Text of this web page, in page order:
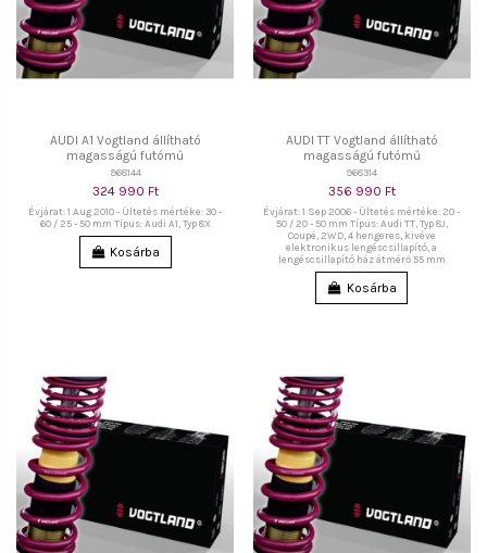
AUDI A1 Vogtland állítható
magasságú futómű
968144
324 990 Ft
Évjárat: 1 Aug 2010 - Ültetés mértéke: 30 -
60 / 25 - 50 mm Típus: Audi A1, Typ 8X
Kosárba
AUDI TT Vogtland állítható
magasságú futómű
968314
356 990 Ft
Évjárat: 1 Sep 2006 - Ültetés mértéke: 20 -
50 / 20 - 50 mm Típus: Audi TT, Typ 8J,
Coupé, 2WD, 4 hengeres, kivéve
elektronikus lengéscsillapító, a
lengéscsillapító ház átmérő 55 mm
Kosárba